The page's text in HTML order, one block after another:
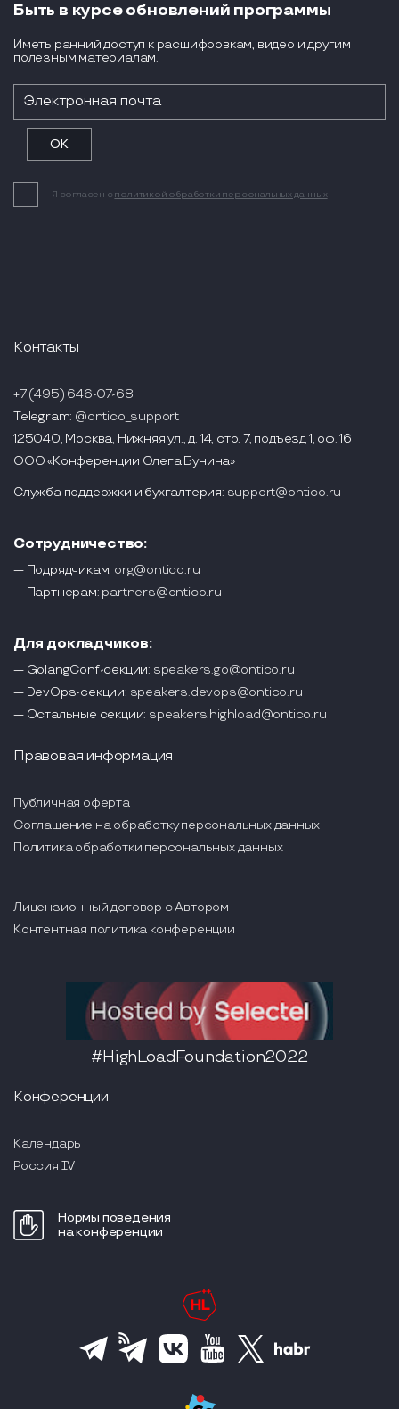
Быть в курсе обновлений программы
Иметь ранний доступ к расшифровкам, видео и другим
полезным материалам.
Я согласен с политикой обработки персональных данных
Контакты
+7 (495) 646-07-68
Telegram: @ontico_support
125040, Москва, Нижняя ул., д. 14, стр. 7, подъезд 1, оф. 16
ООО «Конференции Олега Бунина»
Служба поддержки и бухгалтерия: support@ontico.ru
Сотрудничество:
— Подрядчикам: org@ontico.ru
— Партнерам: partners@ontico.ru
Для докладчиков:
— GolangConf-секции: speakers.go@ontico.ru
— DevOps-секции: speakers.devops@ontico.ru
— Остальные секции: speakers.highload@ontico.ru
Конференции
Календарь
Россия IV
Нормы поведения
на конференции
Правовая информация
Публичная оферта
Соглашение на обработку персональных данных
Политика обработки персональных данных
Лицензионный договор с Автором
Контентная политика конференции
#HighLoadFoundation2022